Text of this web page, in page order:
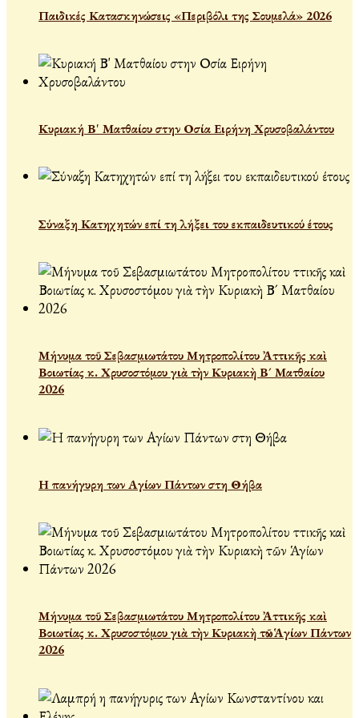
Παιδικές Κατασκηνώσεις «Περιβόλι της Σουμελά» 2026
Κυριακή Β' Ματθαίου στην Οσία Ειρήνη Χρυσοβαλάντου
Σύναξη Κατηχητών επί τη λήξει του εκπαιδευτικού έτους
Μήνυμα τοῦ Σεβασμιωτάτου Μητροπολίτου Ἀττικῆς καὶ
Βοιωτίας κ. Χρυσοστόμου γιὰ τὴν Κυριακὴ Β´ Ματθαίου
2026
Η πανήγυρη των Αγίων Πάντων στη Θήβα
Μήνυμα τοῦ Σεβασμιωτάτου Μητροπολίτου Ἀττικῆς καὶ
Βοιωτίας κ. Χρυσοστόμου γιὰ τὴν Κυριακὴ τῶν Ἁγίων Πάντων
2026